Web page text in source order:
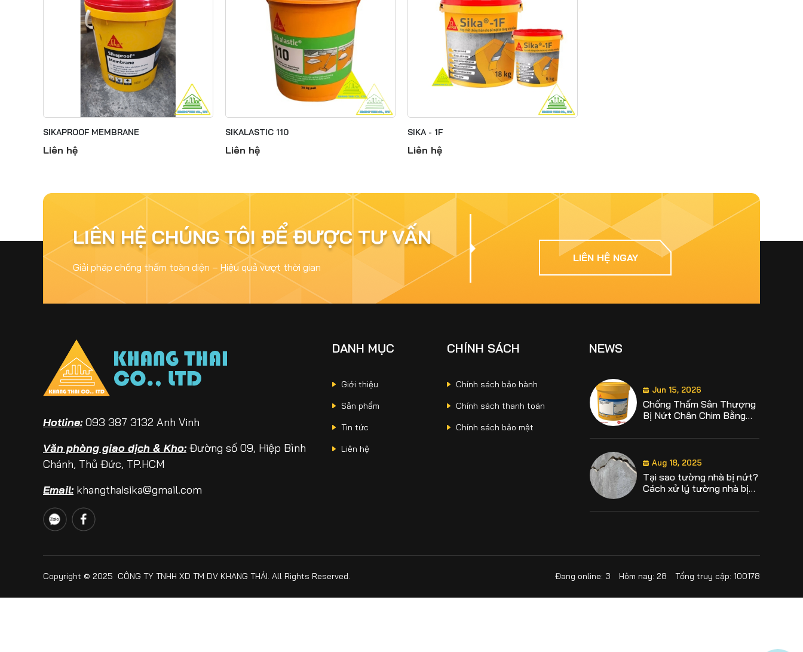
SIKAPROOF MEMBRANE
Liên hệ
SIKALASTIC 110
Liên hệ
SIKA - 1F
Liên hệ
LIÊN HỆ CHÚNG TÔI ĐỂ ĐƯỢC TƯ VẤN
Giải pháp chống thấm toàn diện – Hiệu quả vượt thời gian
LIÊN HỆ NGAY
Hotline:093 387 3132 Anh Vinh
Văn phòng giao dịch & Kho:Đường số 09, Hiệp Bình
Chánh, Thủ Đức, TP.HCM
Email:khangthaisika@gmail.com
DANH MỤC
Giới thiệu
Sản phẩm
Tin tức
Liên hệ
CHÍNH SÁCH
Chính sách bảo hành
Chính sách thanh toán
Chính sách bảo mật
NEWS
Sika® TileBond GP Giải
Pháp Kinh Tế Giúp Hạn
Chế Bong Tróc Và Nứt Vỡ
Jun 19, 2026
Sika Latex TH Có Tác
Aug 18, 2025
Tại sao tường nhà bị nứt?
Cách xử lý tường nhà bị
Aug 18, 2025
Định mức chống thấm sika
là bao nhiêu? Hướng dẫn
chống thấm
kỹ thuật hiệu quả
Copyright © 2025 CÔNG TY TNHH XD TM DV KHANG THÁI. All Rights Reserved. Đang online: 3 Hôm nay: 28 Tổng truy cập: 100178